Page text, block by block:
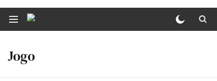
Jogo